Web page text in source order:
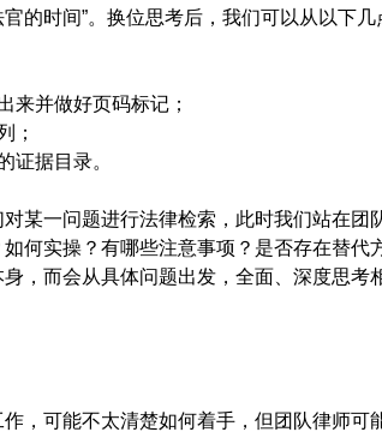
的时间”。换位思考后，我们可以从以下几
来并做好页码标记；
；
证据目录。
某一问题进行法律检索，此时我们站在团
何实操？有哪些注意事项？是否存在替代
，而会从具体问题出发，全面、深度思考
，可能不太清楚如何着手，但团队律师可